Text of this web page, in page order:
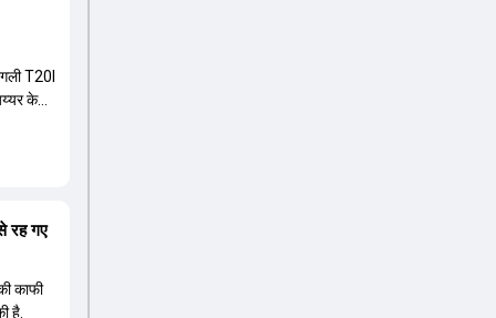
T20I
के
रह गए
काफी
है.